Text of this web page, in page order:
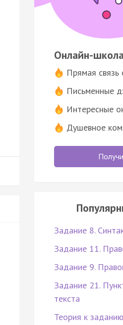
Онлайн-
Прямая связь
Письменные
Интересные
Душевное
Задание 8.
Задание 11.
Задание 9.
Задание 21.
текста
Теория к